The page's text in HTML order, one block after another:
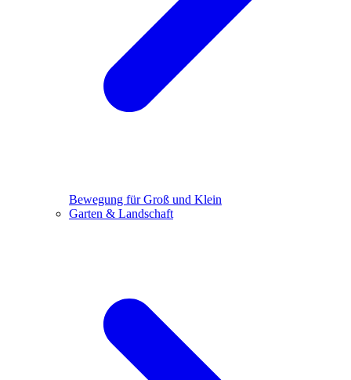
Bewegung für Groß und Klein
Garten & Landschaft